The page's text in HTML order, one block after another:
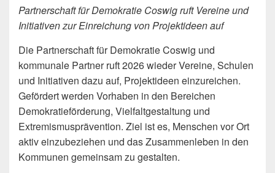
Partnerschaft für Demokratie Coswig ruft Vereine und
Initiativen zur Einreichung von Projektideen auf
Die Partnerschaft für Demokratie Coswig und
kommunale Partner ruft 2026 wieder Vereine, Schulen
und Initiativen dazu auf, Projektideen einzureichen.
Gefördert werden Vorhaben in den Bereichen
Demokratieförderung, Vielfaltgestaltung und
Extremismusprävention. Ziel ist es, Menschen vor Ort
aktiv einzubeziehen und das Zusammenleben in den
Kommunen gemeinsam zu gestalten.